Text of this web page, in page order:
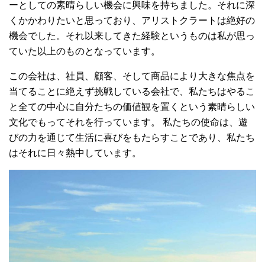
ーとしての素晴らしい機会に興味を持ちました。それに深
くかかわりたいと思っており、アリストクラートは絶好の
機会でした。それ以来してきた経験というものは私が思っ
ていた以上のものとなっています。
この会社は、社員、顧客、そして商品により大きな焦点を
当てることに絶えず挑戦している会社で、私たちはやるこ
と全ての中心に自分たちの価値観を置くという素晴らしい
文化でもってそれを行っています。 私たちの使命は、遊
びの力を通じて生活に喜びをもたらすことであり、私たち
はそれに日々熱中しています。